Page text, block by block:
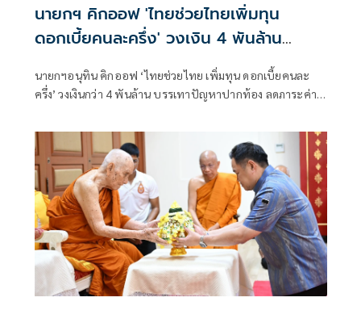
นายกฯ คิกออฟ 'ไทยช่วยไทยเพิ่มทุน
ดอกเบี้ยคนละครึ่ง' วงเงิน 4 พันล้าน
นายกฯอนุทิน คิกออฟ ‘ไทยช่วยไทย เพิ่มทุน ดอกเบี้ยคนละ
ครึ่ง’ วงเงินกว่า 4 พันล้าน บรรเทาปัญหาปากท้อง ลดภาระค่า